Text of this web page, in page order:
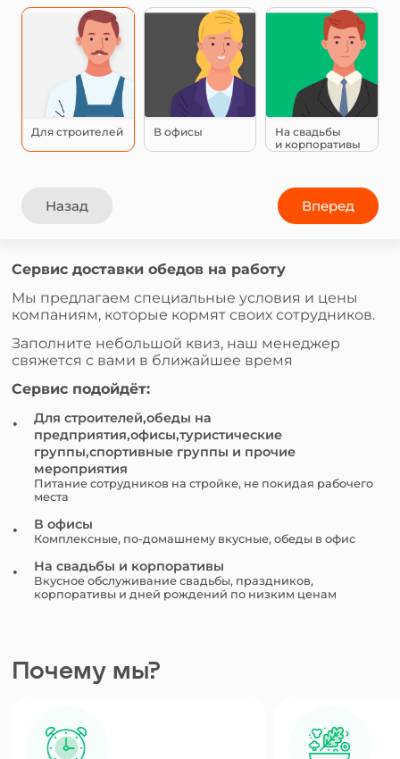
Для строителей В офисы
На свадьбы
и корпоративы
Назад Вперед
Сервис доставки обедов на работу
Мы предлагаем специальные условия и цены
компаниям, которые кормят своих сотрудников.
Заполните небольшой квиз, наш менеджер
свяжется с вами в ближайшее время
Сервис подойдёт:
Для строителей,обеды на
предприятия,офисы,туристические
группы,спортивные группы и прочие
мероприятия
Питание сотрудников на стройке, не покидая рабочего
места
В офисы
Комплексные, по-домашнему вкусные, обеды в офис
На свадьбы и корпоративы
Вкусное обслуживание свадьбы, праздников,
корпоративы и дней рождений по низким ценам
Почему мы?